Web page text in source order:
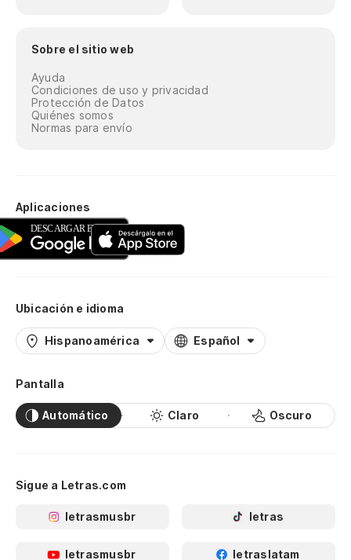
Sobre el sitio web
Ayuda
Condiciones de uso y privacidad
Protección de Datos
Quiénes somos
Normas para envío
Aplicaciones
Ubicación e idioma
Hispanoamérica Español
Pantalla
Automático Claro Oscuro
Sigue a Letras.com
letrasmusbr letras
letrasmusbr letraslatam